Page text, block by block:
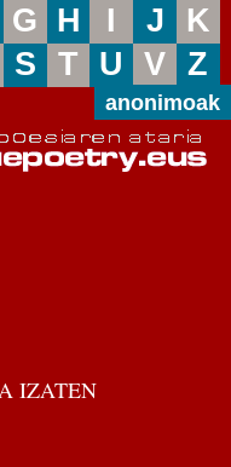
G H I J
K
S T U V Z
anonimoak
IZATEN